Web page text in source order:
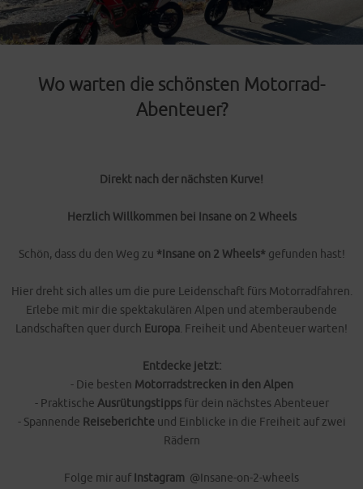
Wo warten die schönsten Motorrad-
Abenteuer?
Direkt nach der nächsten Kurve!
Herzlich Willkommen bei Insane on 2 Wheels
Schön, dass du den Weg zu *Insane on 2 Wheels* gefunden hast!
Hier dreht sich alles um die pure Leidenschaft fürs Motorradfahren.
Erlebe mit mir die spektakulären Alpen und atemberaubende
Landschaften quer durch Europa. Freiheit und Abenteuer warten!
Entdecke jetzt:
- Die besten Motorradstrecken in den Alpen
- Praktische Ausrütungstippsfür dein nächstes Abenteuer
- Spannende Reiseberichteund Einblicke in die Freiheit auf zwei
Rädern
Folge mir auf Instagram @Insane-on-2-wheels